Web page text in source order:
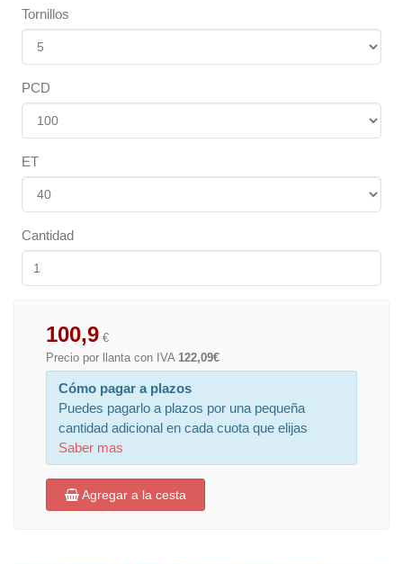
Tornillos
PCD
ET
Cantidad
100,9 €
Precio por llanta con IVA 122,09€
Cómo pagar a plazos
Puedes pagarlo a plazos por una pequeña
cantidad adicional en cada cuota que elijas
Saber mas
Agregar a la cesta